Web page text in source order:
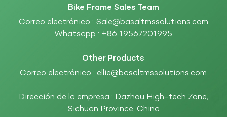
Bike Frame Sales Team
Correo electrónico : Sale@basaltmssolutions.com
Whatsapp : +86 19567201995
Other Products
Correo electrónico : ellie@basaltmssolutions.com
Dirección de la empresa : Dazhou High-tech Zone,
Sichuan Province, China